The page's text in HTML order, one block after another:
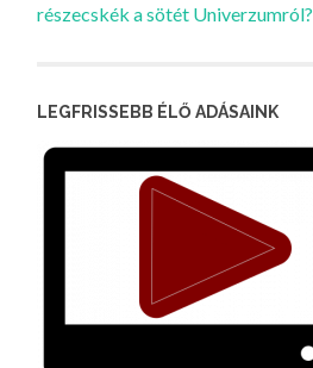
részecskék a sötét Univerzumról?
LEGFRISSEBB ÉLŐ ADÁSAINK